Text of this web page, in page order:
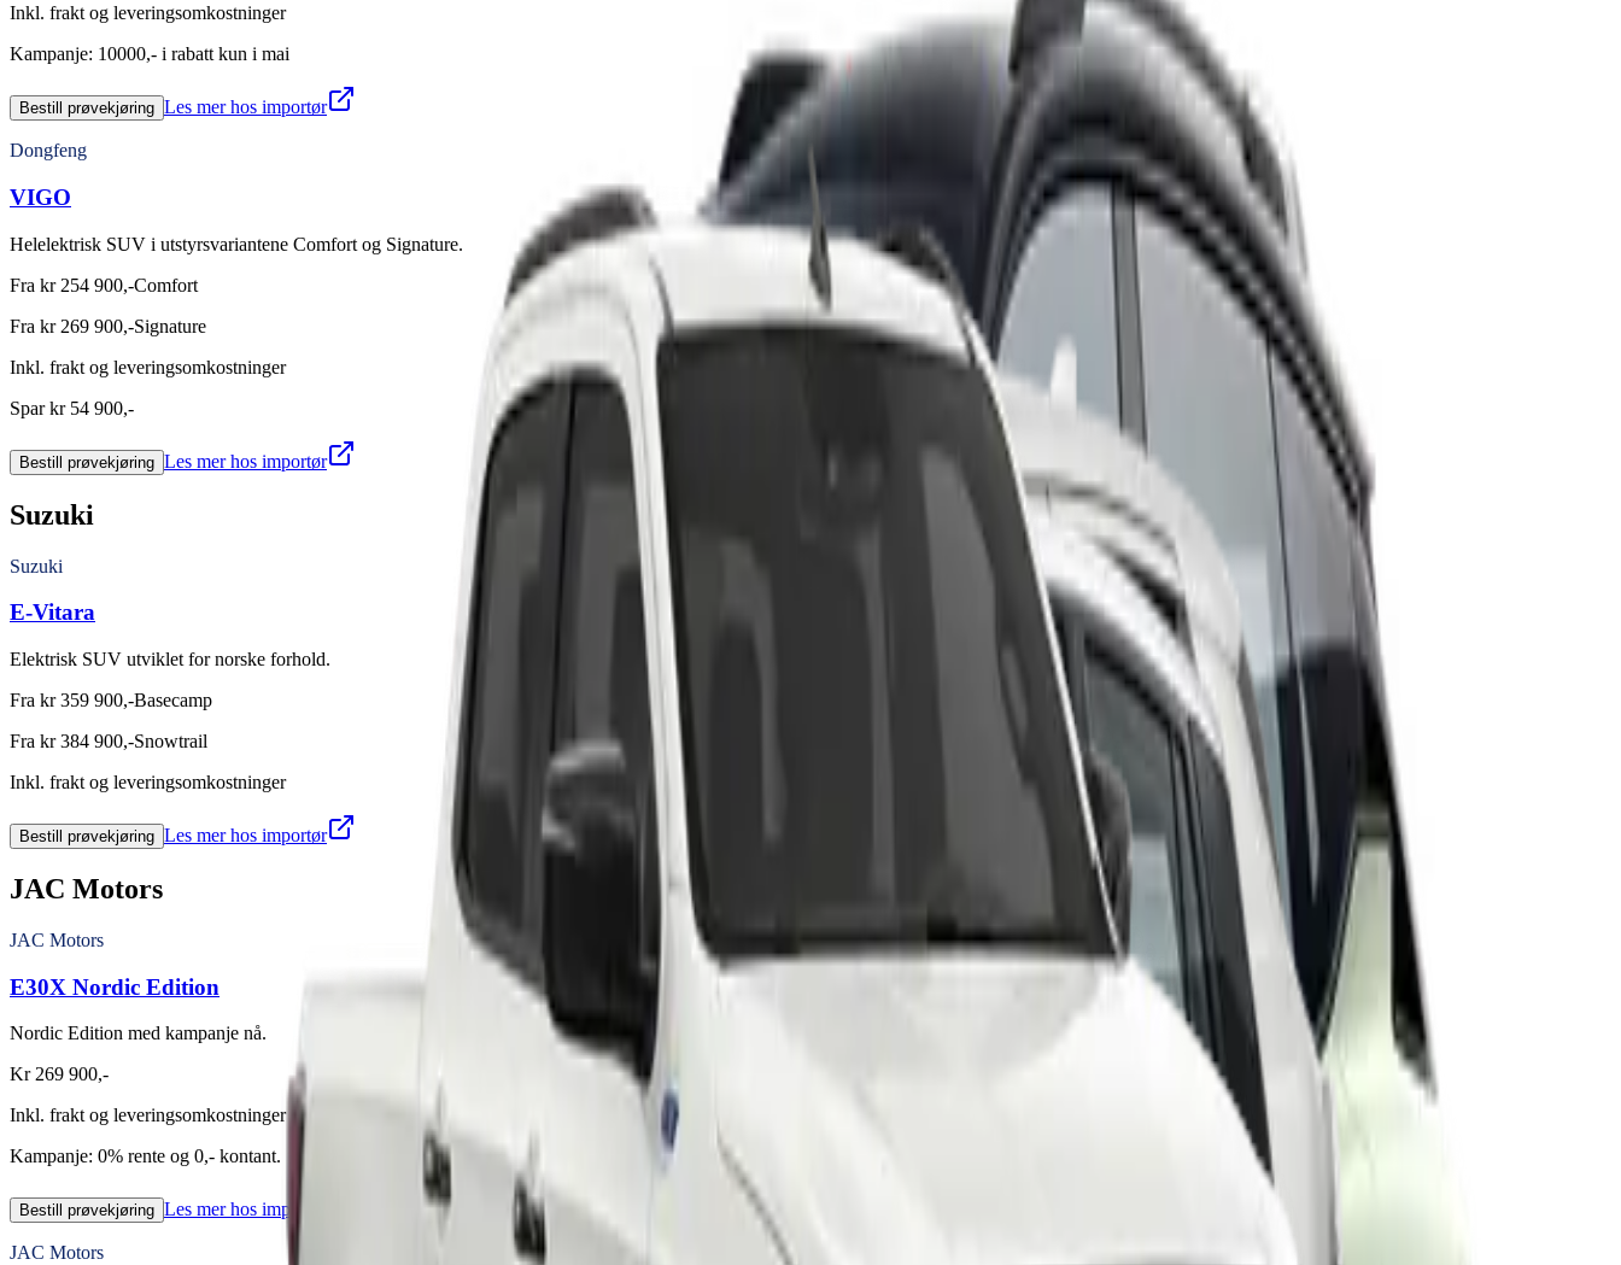
Inkl. frakt og leveringsomkostninger
Kampanje: 10000,- i rabatt kun i mai
Bestill prøvekjøring Les mer hos importør
Dongfeng
VIGO
Helelektrisk SUV i utstyrsvariantene Comfort og Signature.
Fra kr 254 900,-Comfort
Fra kr 269 900,-Signature
Inkl. frakt og leveringsomkostninger
Spar kr 54 900,-
Bestill prøvekjøring Les mer hos importør
Suzuki
Suzuki
E-Vitara
Elektrisk SUV utviklet for norske forhold.
Fra kr 359 900,-Basecamp
Fra kr 384 900,-Snowtrail
Inkl. frakt og leveringsomkostninger
Bestill prøvekjøring Les mer hos importør
JAC Motors
JAC Motors
E30X Nordic Edition
Nordic Edition med kampanje nå.
Kr 269 900,-
Inkl. frakt og leveringsomkostninger
Kampanje: 0% rente og 0,- kontant.
Bestill prøvekjøring Les mer hos importør
JAC Motors